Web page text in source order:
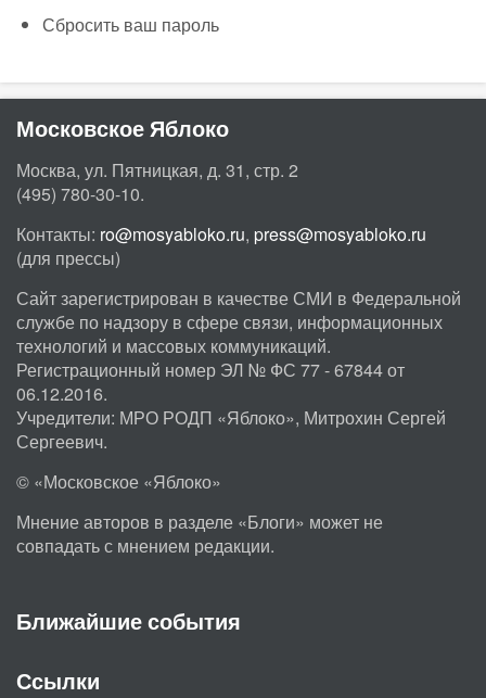
Сбросить ваш пароль
Московское Яблоко
Москва, ул. Пятницкая, д. 31, стр. 2
(495) 780-30-10.
Контакты: ro@mosyabloko.ru, press@mosyabloko.ru
(для прессы)
Сайт зарегистрирован в качестве СМИ в Федеральной
службе по надзору в сфере связи, информационных
технологий и массовых коммуникаций.
Регистрационный номер ЭЛ № ФС 77 - 67844 от
06.12.2016.
Учредители: МРО РОДП «Яблоко», Митрохин Сергей
Сергеевич.
© «Московское «Яблоко»
Мнение авторов в разделе «Блоги» может не
совпадать с мнением редакции.
Ближайшие события
Ссылки